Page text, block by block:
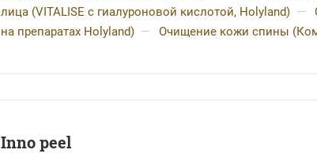
лица (VITALISE с гиалуроновой кислотой, Holyland) —
на препаратах Holyland) — Очищение кожи спины
Inno peel